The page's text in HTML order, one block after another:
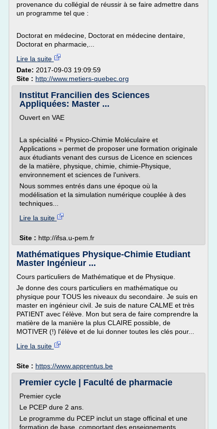
provenance du collégial de réussir à se faire admettre dans
un programme tel que :
Doctorat en médecine, Doctorat en médecine dentaire,
Doctorat en pharmacie,...
Lire la suite
Date: 2017-09-03 19:09:59
Site : http://www.metiers-quebec.org
Institut Francilien des Sciences
Appliquées: Master ...
Ouvert en VAE
La spécialité « Physico-Chimie Moléculaire et
Applications » permet de proposer une formation originale
aux étudiants venant des cursus de Licence en sciences
de la matière, physique, chimie, chimie-Physique,
environnement et sciences de l'univers.
Nous sommes entrés dans une époque où la
modélisation et la simulation numérique couplée à des
techniques...
Lire la suite
Site : http://ifsa.u-pem.fr
Mathématiques Physique-Chimie Etudiant
Master Ingénieur ...
Cours particuliers de Mathématique et de Physique.
Je donne des cours particuliers en mathématique ou
physique pour TOUS les niveaux du secondaire. Je suis en
master en ingénieur civil. Je suis de nature CALME et très
PATIENT avec l'élève. Mon but sera de faire comprendre la
matière de la manière la plus CLAIRE possible, de
MOTIVER (!) l'élève et de lui donner toutes les clés pour...
Lire la suite
Site : https://www.apprentus.be
Premier cycle | Faculté de pharmacie
Premier cycle
Le PCEP dure 2 ans.
Le programme du PCEP inclut un stage officinal et une
formation de base, comportant des enseignements